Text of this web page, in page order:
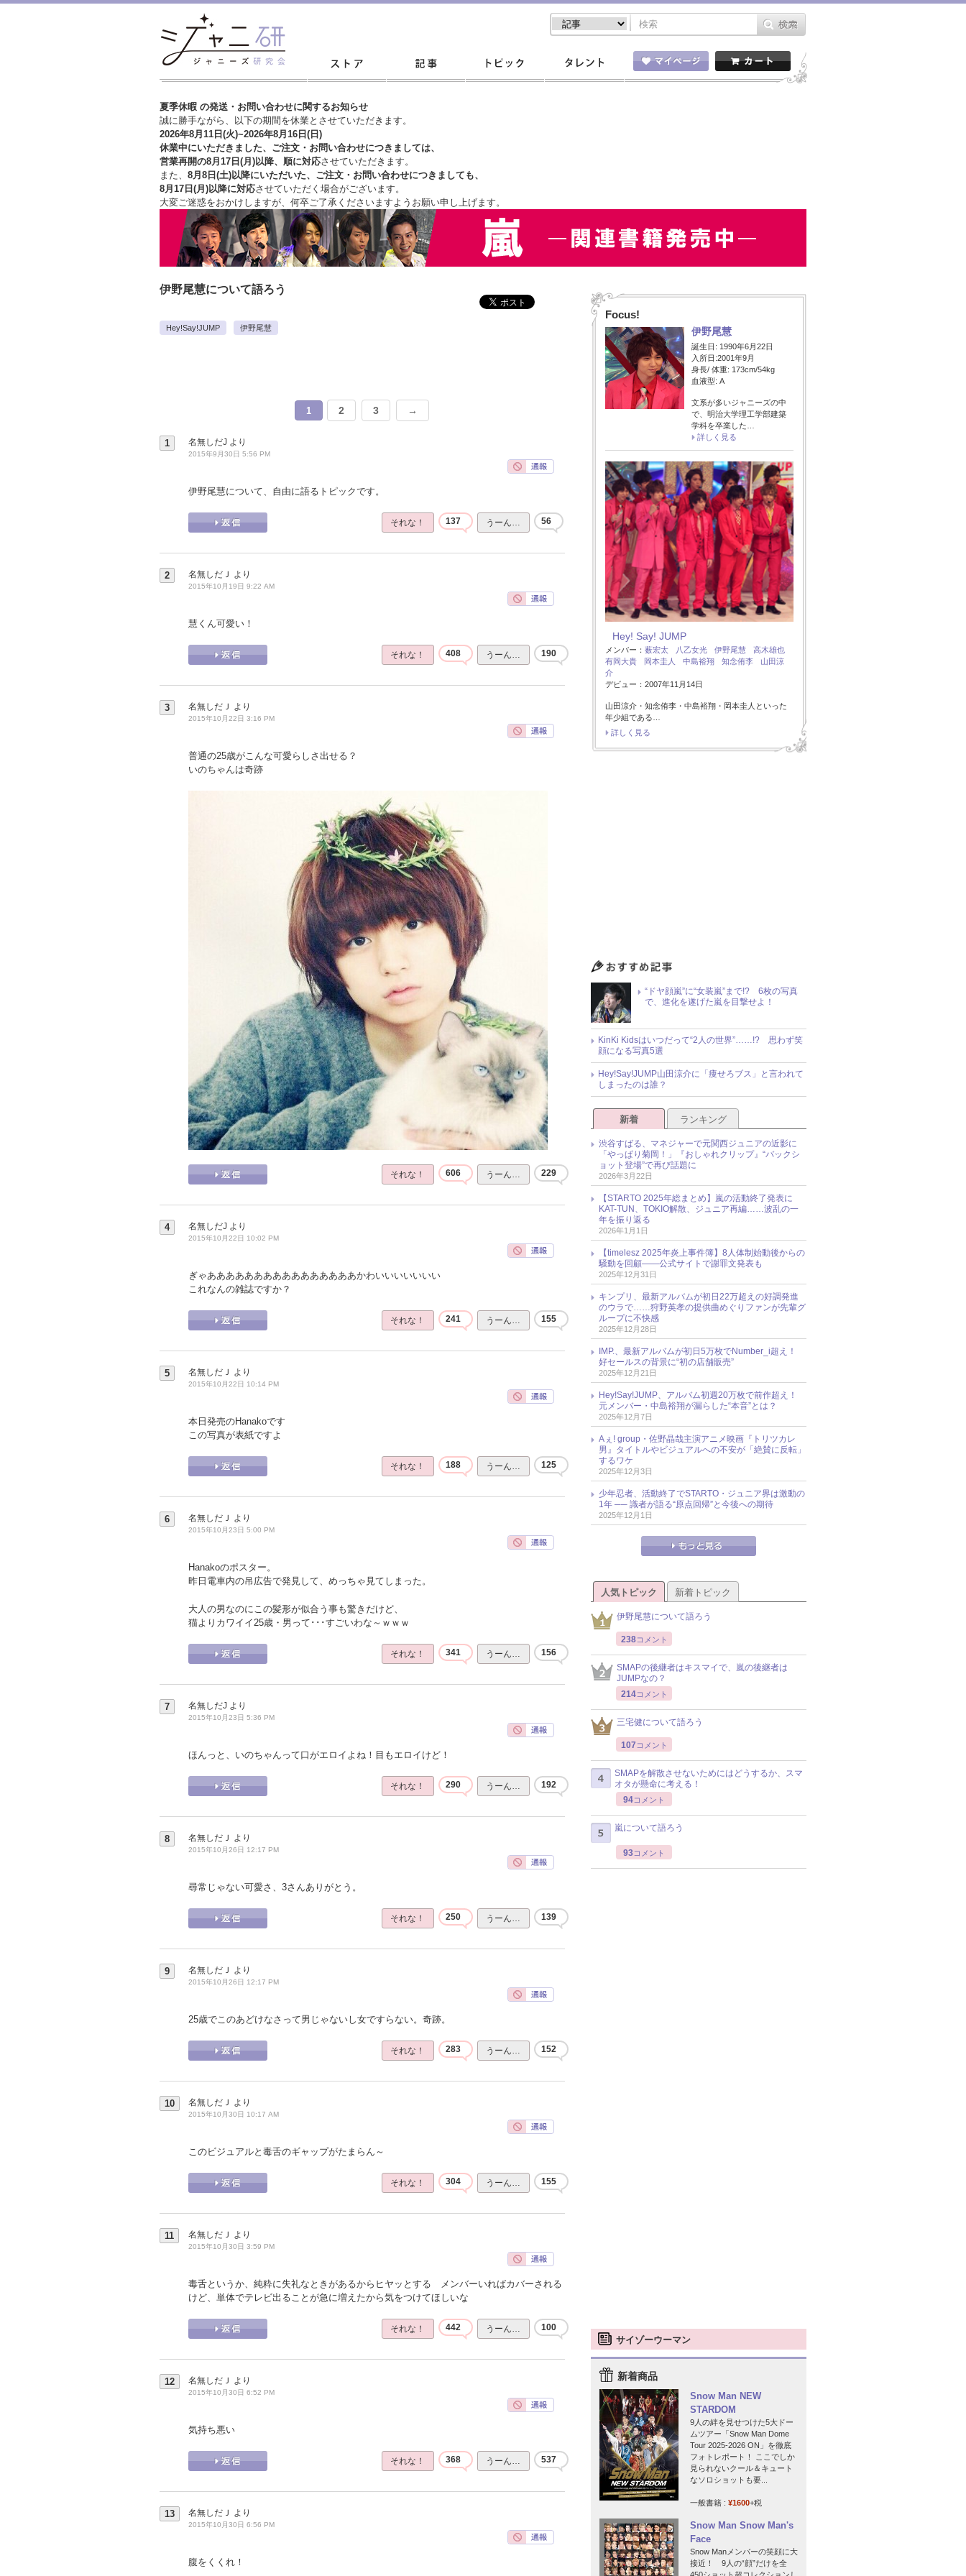
夏季休暇 の発送・お問い合わせに関するお知らせ
誠に勝手ながら、以下の期間を休業とさせていただきます。
2026年8月11日(火)~2026年8月16日(日)
休業中にいただきました、ご注文・お問い合わせにつきましては、
営業再開の8月17日(月)以降、順に対応させていただきます。
また、 8月8日(土)以降にいただいた、ご注文・ お問い合わせにつきましても、
8月17日(月)以降に対応させていただく場合がございます。
大変ご迷惑をおかけしますが、 何卒ご了承くださいますようお願い申し上げます。
伊野尾慧について語ろう
Hey!Say!JUMP 伊野尾慧
1 2 3 →
1 名無しだJ より
2015年9月30日 5:56 PM
伊野尾慧について、自由に語るトピックです。
それな！ 137 うーん… 56
2 名無しだＪ より
2015年10月19日 9:22 AM
慧くん可愛い！
それな！ 408 うーん… 190
3 名無しだＪ より
2015年10月22日 3:16 PM
普通の25歳がこんな可愛らしさ出せる？
いのちゃんは奇跡
それな！ 606 うーん… 229
4 名無しだJ より
2015年10月22日 10:02 PM
ぎゃああああああああああああああああかわいいいいいいい
これなんの雑誌ですか？
それな！ 241 うーん… 155
5 名無しだＪ より
2015年10月22日 10:14 PM
本日発売のHanakoです
この写真が表紙ですよ
それな！ 188 うーん… 125
6 名無しだＪ より
2015年10月23日 5:00 PM
Hanakoのポスター。
昨日電車内の吊広告で発見して、めっちゃ見てしまった。
大人の男なのにこの髪形が似合う事も驚きだけど、
猫よりカワイイ25歳・男って･･･すごいわな～ｗｗｗ
それな！ 341 うーん… 156
7 名無しだJ より
2015年10月23日 5:36 PM
ほんっと、いのちゃんって口がエロイよね！目もエロイけど！
それな！ 290 うーん… 192
8 名無しだＪ より
2015年10月26日 12:17 PM
尋常じゃない可愛さ、3さんありがとう。
それな！ 250 うーん… 139
9 名無しだＪ より
2015年10月26日 12:17 PM
25歳でこのあどけなさって男じゃないし女ですらない。奇跡。
それな！ 283 うーん… 152
10 名無しだＪ より
2015年10月30日 10:17 AM
このビジュアルと毒舌のギャップがたまらん～
それな！ 304 うーん… 155
11 名無しだＪ より
2015年10月30日 3:59 PM
毒舌というか、純粋に失礼なときがあるからヒヤッとする メンバーいればカバーされる
けど、単体でテレビ出ることが急に増えたから気をつけてほしいな
それな！ 442 うーん… 100
12 名無しだＪ より
2015年10月30日 6:52 PM
気持ち悪い
それな！ 368 うーん… 537
13 名無しだＪ より
2015年10月30日 6:56 PM
腹をくくれ！
Focus!
伊野尾慧
誕生日: 1990年6月22日
入所日:2001年9月
身長/ 体重: 173cm/54kg
血液型: A
文系が多いジャニーズの中
で、明治大学理工学部建築
学科を卒業した…
詳しく見る
Hey! Say! JUMP
メンバー： 薮宏太 八乙女光 伊野尾慧
高木雄也
有岡大貴
岡本圭人 中島裕翔 知念侑李
山田涼
介
デビュー：2007年11月14日
山田涼介・知念侑李・中島裕翔・岡本圭人といった
年少組である…
詳しく見る
“ドヤ顔嵐”に“女装嵐”まで!? 6枚の写真
で、進化を遂げた嵐を目撃せよ！
KinKi Kidsはいつだって“2人の世界”……!? 思わず笑
顔になる写真5選
Hey!Say!JUMP山田涼介に「痩せろブス」と言われて
しまったのは誰？
新着 ランキング
渋谷すばる、マネジャーで元関西ジュニアの近影に
「やっぱり菊岡！」『おしゃれクリップ』“バックシ
ョット登場”で再び話題に
2026年3月22日
【STARTO 2025年総まとめ】嵐の活動終了発表に
KAT-TUN、TOKIO解散、ジュニア再編……波乱の一
年を振り返る
2026年1月1日
【timelesz 2025年炎上事件簿】8人体制始動後からの
騒動を回顧――公式サイトで謝罪文発表も
2025年12月31日
キンプリ、最新アルバムが初日22万超えの好調発進
のウラで……狩野英孝の提供曲めぐりファンが先輩グ
ループに不快感
2025年12月28日
IMP.、最新アルバムが初日5万枚でNumber_i超え！
好セールスの背景に“初の店舗販売”
2025年12月21日
Hey!Say!JUMP、アルバム初週20万枚で前作超え！
元メンバー・中島裕翔が漏らした“本音”とは？
2025年12月7日
Aぇ! group・佐野晶哉主演アニメ映画『トリツカレ
男』タイトルやビジュアルへの不安が「絶賛に反転」
するワケ
2025年12月3日
少年忍者、活動終了でSTARTO・ジュニア界は激動の
1年 ── 識者が語る“原点回帰”と今後への期待
2025年12月1日
人気トピック 新着トピック
伊野尾慧について語ろう
238コメント
SMAPの後継者はキスマイで、嵐の後継者は
JUMPなの？
214コメント
三宅健について語ろう
107 コメント
SMAPを解散させないためにはどうするか、スマ
オタが懸命に考える！
94コメント
嵐について語ろう
93コメント
サイゾーウーマン
新着商品
Snow Man NEW
STARDOM
9人の絆を見せつけた5大ドー
ムツアー「Snow Man Dome
Tour 2025-2026 ON」を徹底
フォトレポート！ ここでしか
見られないクール＆キュート
なソロショットも要...
一般書籍 : ¥1600+税
Snow Man Snow Man's
Face
Snow Manメンバーの笑顔に大
接近！ 9人の“顔”だけを全